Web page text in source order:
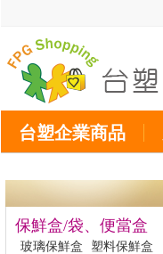
台塑企業商品
保鮮盒/袋、便當盒
玻璃保鮮盒
塑料保鮮盒